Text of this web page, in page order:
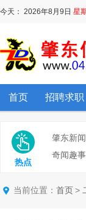
今天： 2026年8月9日 星
首页 招聘求职
肇东新闻
奇闻趣事
热点
当前位置： 首页 >